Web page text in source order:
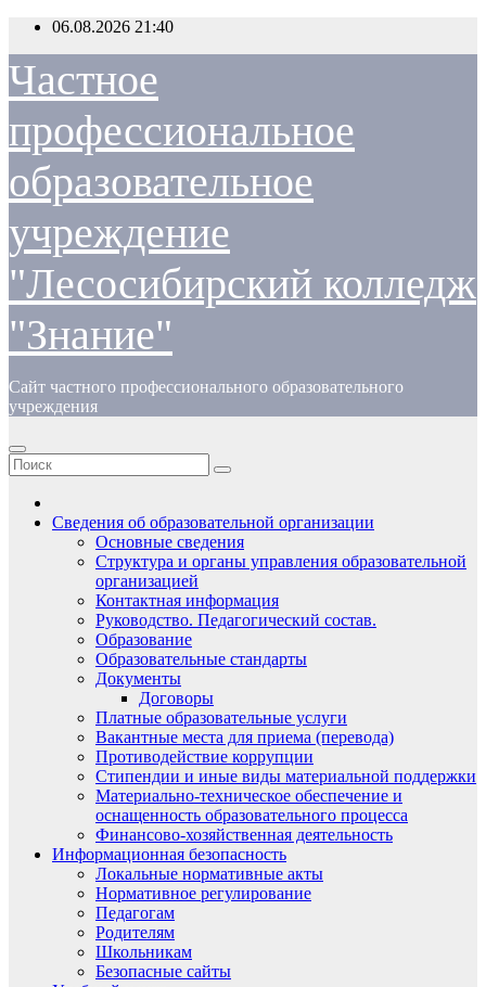
Перейти
содержимому
06.08.2026 21:40
Частное
профессиональное
образовательное
учреждение
"Лесосибирский колледж
"Знание"
Сайт частного профессионального образовательного
учреждения
Сведения об образовательной организации
Основные сведения
Структура и органы управления образовательной
организацией
Контактная информация
Руководство. Педагогический состав.
Образование
Образовательные стандарты
Документы
Договоры
Платные образовательные услуги
Вакантные места для приема (перевода)
Противодействие коррупции
Стипендии и иные виды материальной поддержки
Материально-техническое обеспечение и
оснащенность образовательного процесса
Финансово-хозяйственная деятельность
Информационная безопасность
Локальные нормативные акты
Нормативное регулирование
Педагогам
Родителям
Школьникам
Безопасные сайты